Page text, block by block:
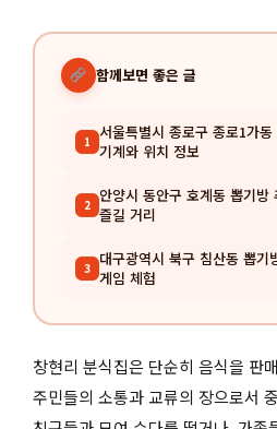
함께보면 좋은 글
1 서울특별시 종로구 종로1가
기계와 위치 정보
2 안양시 동안구 호계동 뽑기방
즐길 거리
3 대구광역시 북구 침산동 뽑기
게임 체험
창현리 분식집은 단순히 음식을 판
주민들의 소통과 교류의 장으로서